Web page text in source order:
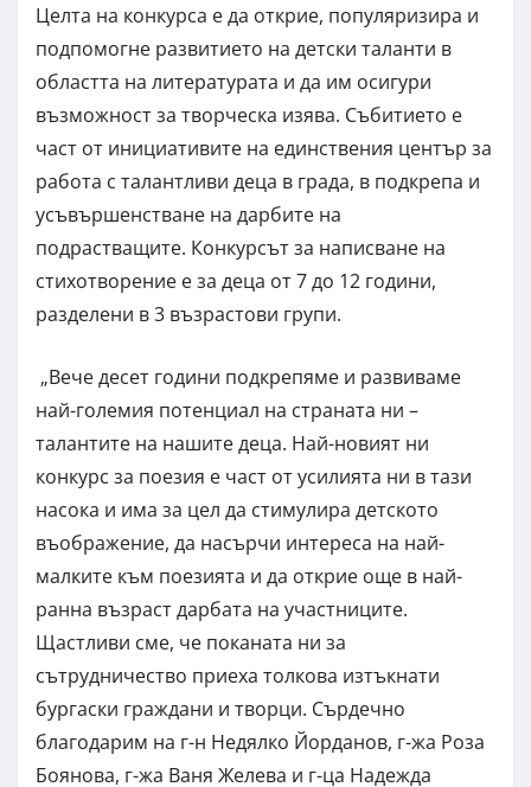
Целта на конкурса е да открие, популяризира и
подпомогне развитието на детски таланти в
областта на литературата и да им осигури
възможност за творческа изява. Събитието е
част от инициативите на единствения център за
работа с талантливи деца в града, в подкрепа и
усъвършенстване на дарбите на
подрастващите. Конкурсът за написване на
стихотворение е за деца от 7 до 12 години,
разделени в 3 възрастови групи.
„Вече десет години подкрепяме и развиваме
най-големия потенциал на страната ни –
талантите на нашите деца. Най-новият ни
конкурс за поезия е част от усилията ни в тази
насока и има за цел да стимулира детското
въображение, да насърчи интереса на най-
малките към поезията и да открие още в най-
ранна възраст дарбата на участниците.
Щастливи сме, че поканата ни за
сътрудничество приеха толкова изтъкнати
бургаски граждани и творци. Сърдечно
благодарим на г-н Недялко Йорданов, г-жа Роза
Боянова, г-жа Ваня Желева и г-ца Надежда